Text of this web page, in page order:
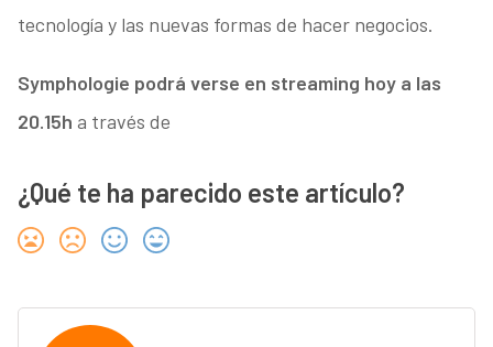
tecnología y las nuevas formas de hacer negocios.
Symphologie podrá verse en streaming hoy a las
20.15h a través de
¿Qué te ha parecido este artículo?